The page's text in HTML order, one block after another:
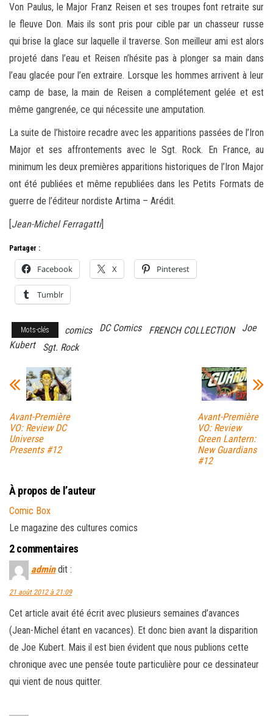
Von Paulus, le Major Franz Reisen et ses troupes font retraite sur
le fleuve Don. Mais ils sont pris pour cible par un chasseur russe
qui brise la glace sur laquelle il traverse. Son meilleur ami est alors
projeté dans l’eau et Reisen n’hésite pas à plonger sa main dans
l’eau glacée pour l’en extraire. Lorsque les hommes arrivent à leur
camp de base, la main de Reisen a complétement gelée et est
même gangrenée, ce qui nécessite une amputation.
La suite de l’histoire recadre avec les apparitions passées de l’Iron
Major et ses affrontements avec le Sgt. Rock. En France, au
minimum les deux premières apparitions historiques de l’Iron Major
ont été publiées et même republiées dans les Petits Formats de
guerre de l’éditeur nordiste Artima – Arédit.
[Jean-Michel Ferragatti]
Partager :
Facebook X Pinterest
Tumblr
Mots-clés comics DC Comics FRENCH COLLECTION
Joe
Kubert
Sgt. Rock
Avant-Première
VO: Review DC
Universe
Presents #12
Avant-Première
VO: Review
Green Lantern:
New Guardians
#12
À propos de l’auteur
Comic Box
Le magazine des cultures comics
2 commentaires
admin dit :
21 août 2012 à 21:09
Cet article avait été écrit avec plusieurs semaines d’avances
(Jean-Michel étant en vacances). Et donc bien avant la disparition
de Joe Kubert. Mais il est bien évident que nous publions cette
chronique avec une pensée toute particulière pour ce dessinateur
qui vient de nous quitter.